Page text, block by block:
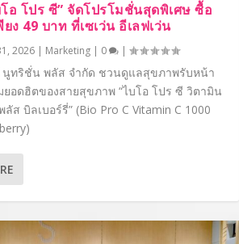
อ โปร ซี” จัดโปรโมชั่นสุดพิเศษ ซื้อ
ง 49 บาท ที่เซเว่น อีเลฟเว่น
2026| Marketing| 0 |
ทริชั่น พลัส จำกัด ชวนดูแลสุขภาพรับหน้า
ยอดฮิตของสายสุขภาพ “ไบโอ โปร ซี วิตามิน
ส บิลเบอร์รี่” (Bio Pro C Vitamin C 1000